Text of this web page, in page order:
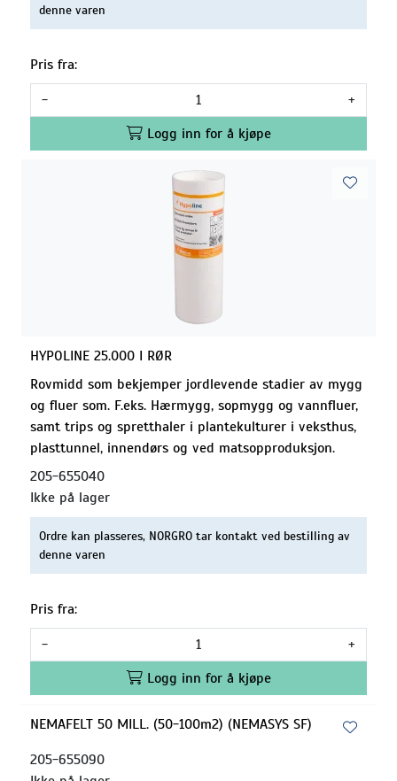
denne varen
Pris fra:
-
+
Logg inn for å kjøpe
HYPOLINE 25.000 I RØR
Rovmidd som bekjemper jordlevende stadier av mygg
og fluer som. F.eks. Hærmygg, sopmygg og vannfluer,
samt trips og spretthaler i plantekulturer i veksthus,
plasttunnel, innendørs og ved matsopproduksjon.
205-655040
Ikke på lager
Ordre kan plasseres, NORGRO tar kontakt ved bestilling av
denne varen
Pris fra:
-
+
Logg inn for å kjøpe
NEMAFELT 50 MILL. (50-100m2) (NEMASYS SF)
205-655090